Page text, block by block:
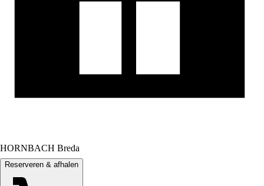
HORNBACH Breda
Reserveren & afhalen